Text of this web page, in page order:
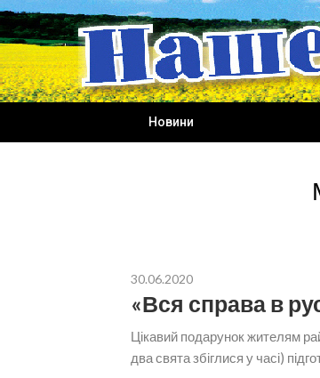
Skip
to
content
Новини
30.06.2020
«Вся справа в
Цікавий подарунок жителям
два свята збіглися у часі)